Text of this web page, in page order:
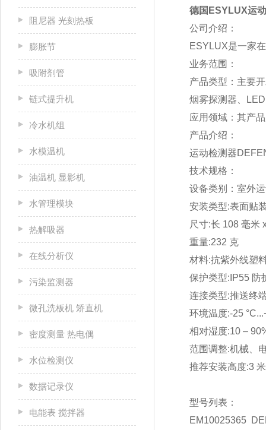
阻尼器 光刻热板
膨胀节
吸附剂管
链式提升机
冷水机组
水模温机
油温机 显影机
水管理模块
热解吸器
在线分析仪
污染监测器
微孔洗板机 矫直机
密度测量 热电偶
水位检测仪
数据记录仪
电能表 搅拌器
德国ESYLUX运
公司介绍：
ESYLUX是一家
业务范围：
产品类型：主要
烟雾探测器、
应用领域：其产
产品介绍：
运动检测器
技术规格：
设备类别：室外
安装类型:表面贴
尺寸:长 108 毫米
重量:232 克
材料:抗紫外线塑
保护类型: IP55 防
连接类型:推送终
环境温度:-25
相对湿度:10 –
范围调整:机械、
推荐安装高度:3 米
型号列表：
EM10025365